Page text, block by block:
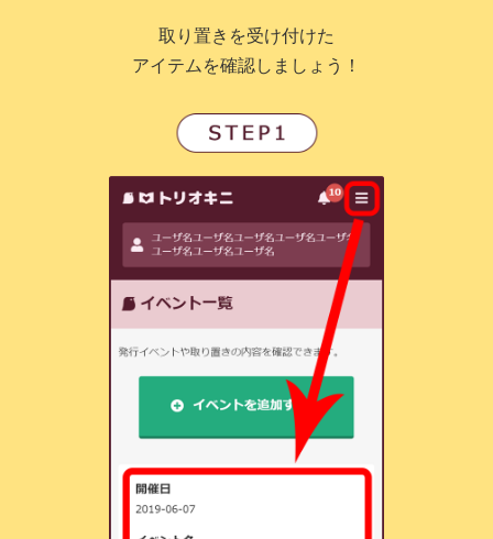
取り置きを受け付けた
アイテムを確認しましょう！